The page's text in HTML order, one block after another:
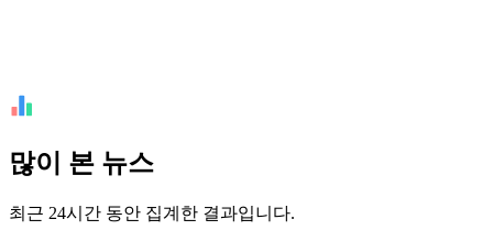
많이 본 뉴스
최근 24시간 동안 집계한 결과입니다.